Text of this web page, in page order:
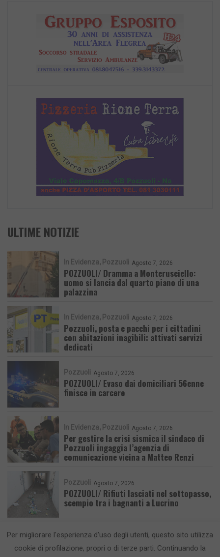
ULTIME NOTIZIE
In Evidenza Pozzuoli Agosto 7, 2026
POZZUOLI/ Dramma a Monterusciello:
uomo si lancia dal quarto piano di una
palazzina
In Evidenza Pozzuoli Agosto 7, 2026
Pozzuoli, posta e pacchi per i cittadini
con abitazioni inagibili: attivati servizi
dedicati
Pozzuoli Agosto 7, 2026
POZZUOLI/ Evaso dai domiciliari 56enne
finisce in carcere
In Evidenza Pozzuoli Agosto 7, 2026
Per gestire la crisi sismica il sindaco di
Pozzuoli ingaggia l’agenzia di
comunicazione vicina a Matteo Renzi
Pozzuoli Agosto 7, 2026
POZZUOLI/ Rifiuti lasciati nel sottopasso,
scempio tra i bagnanti a Lucrino
Per migliorare l'esperienza d'uso degli utenti, questo sito utilizza
cookie di profilazione, propri o di terze parti. Continuando la